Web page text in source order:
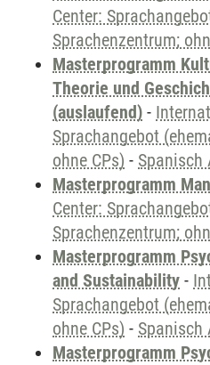
Center:
Sprachenzentrum;
Masterprogramm
Theorie und
(auslaufend) -
Sprachangebot
ohne CPs) - Spanisch
Masterprogramm
Center:
Sprachenzentrum;
Masterprogramm
and Sustainability -
Sprachangebot
ohne CPs) - Spanisch
Masterprogramm